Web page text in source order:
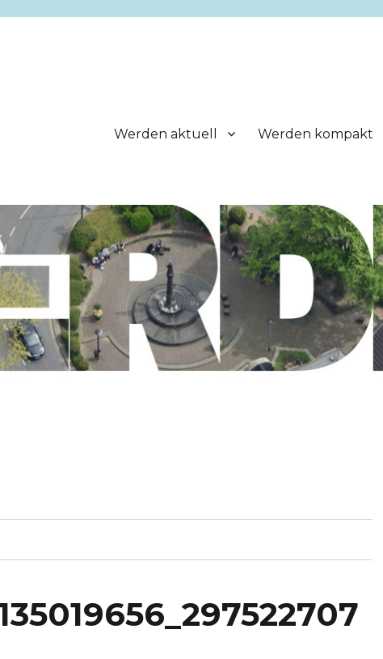
Werden aktuell Werden kompakt